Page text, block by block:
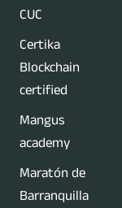
CUC
Certika
Blockchain
certified
Mangus
academy
Maratón de
Barranquilla